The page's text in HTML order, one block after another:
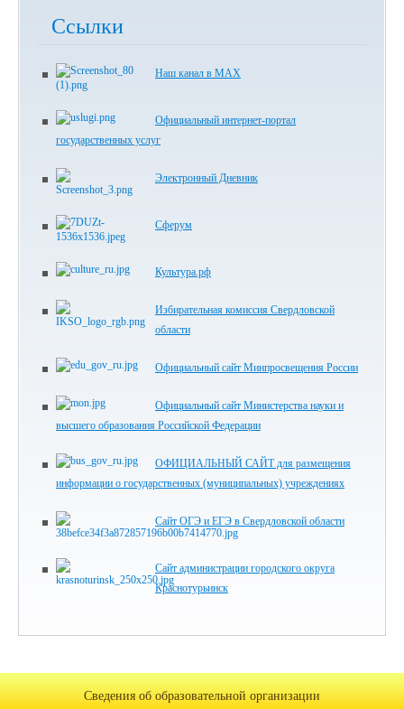
Ссылки
Наш канал в МАХ
Официальный интернет-портал
государственных услуг
Электронный Дневник
Сферум
Культура.рф
Избирательная комиссия Свердловской
области
Официальный сайт Минпросвещения России
Официальный сайт Министерства науки и
высшего образования Российской Федерации
ОФИЦИАЛЬНЫЙ САЙТ для размещения
информации о государственных (муниципальных) учреждениях
Сайт ОГЭ и ЕГЭ в Свердловской области
Сайт администрации городского округа
Краснотурьинск
Сведения об образовательной организации